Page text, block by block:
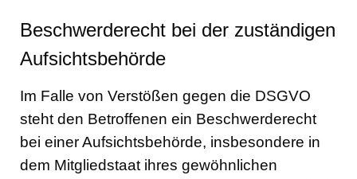
Beschwerderecht bei der zuständigen
Aufsichtsbehörde
Im Falle von Verstößen gegen die DSGVO
steht den Betroffenen ein Beschwerderecht
bei einer Aufsichtsbehörde, insbesondere in
dem Mitgliedstaat ihres gewöhnlichen